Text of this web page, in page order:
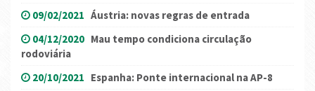
09/02/2021 Áustria: novas regras de entrada
04/12/2020 Mau tempo condiciona circulação
rodoviária
20/10/2021 Espanha: Ponte internacional na AP-8